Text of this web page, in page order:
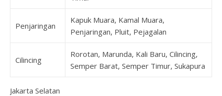
Penjaringan
Kapuk Muara, Kamal Muara,
Penjaringan, Pluit, Pejagalan
Cilincing
Rorotan, Marunda, Kali Baru, Cilincing,
Semper Barat, Semper Timur, Sukapura
Jakarta Selatan